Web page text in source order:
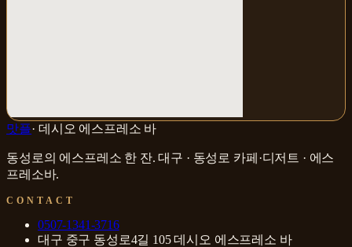
맛플· 데시오 에스프레소 바
동성로의 에스프레소 한 잔.대구 · 동성로 카페·디저트 · 에스
프레소바.
CONTACT
0507-1341-3716
대구 중구 동성로4길 105 데시오 에스프레소 바